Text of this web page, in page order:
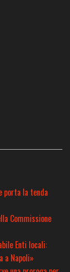
porta la tenda
Commissione
Enti locali:
a Napoli»